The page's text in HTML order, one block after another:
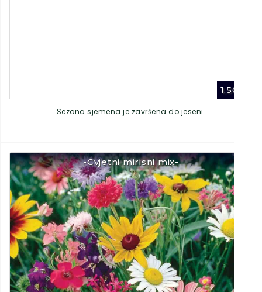
1,50
Sezona sjemena je završena do jeseni.
-Cvjetni mirisni mix-